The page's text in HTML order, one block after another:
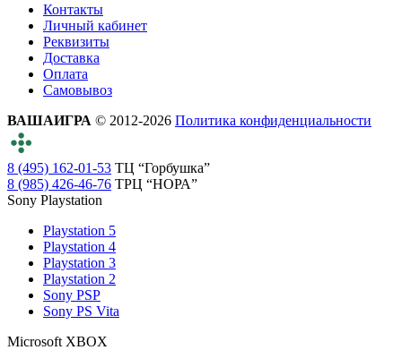
Контакты
Личный кабинет
Реквизиты
Доставка
Оплата
Самовывоз
ВАШАИГРА © 2012-2026 Политика конфиденциальности
8 (495) 162-01-53 ТЦ “Горбушка”
8 (985) 426-46-76 ТРЦ “НОРА”
Sony Playstation
Playstation 5
Playstation 4
Playstation 3
Playstation 2
Sony PSP
Sony PS Vita
Microsoft XBOX